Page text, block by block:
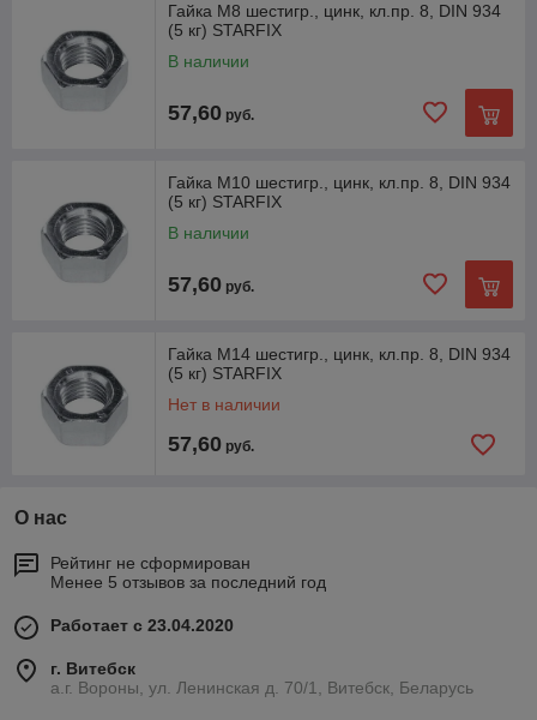
Гайка М8 шестигр., цинк, кл.пр. 8, DIN 934
(5 кг) STARFIX
В наличии
57,60 руб.
Гайка М10 шестигр., цинк, кл.пр. 8, DIN 934
(5 кг) STARFIX
В наличии
57,60 руб.
Гайка М14 шестигр., цинк, кл.пр. 8, DIN 934
(5 кг) STARFIX
Нет в наличии
57,60 руб.
О нас
Рейтинг не сформирован
Менее 5 отзывов за последний год
Работает с 23.04.2020
г. Витебск
а.г. Вороны, ул. Ленинская д. 70/1, Витебск, Беларусь